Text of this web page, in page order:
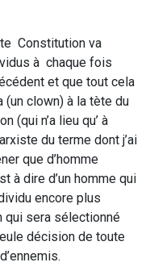
Constitution va
à chaque fois
et que tout cela
clown) à la tète du
(qui n’a lieu qu’ à
du terme dont j’ai
que d’homme
à dire d’un homme qui
encore plus
qui sera sélectionné
décision de toute